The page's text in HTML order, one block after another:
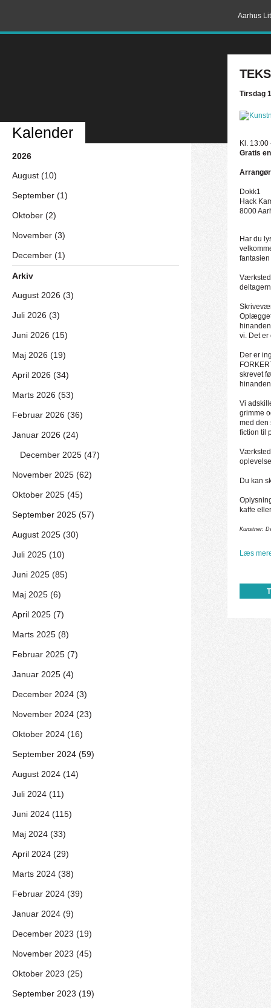
Aarhus
Tirsdag
Kl. 13:00
Gratis
Dokk1
Hack
8000
Har du
vi. Det er
Der er
skrevet
Vi
grimme
med den
fiction til
Du kan
kaffe
Kunstner:
Læs
Kalender
2026
August (10)
September (1)
Oktober (2)
November (3)
December (1)
Arkiv
August 2026 (3)
Juli 2026 (3)
Juni 2026 (15)
Maj 2026 (19)
April 2026 (34)
Marts 2026 (53)
Februar 2026 (36)
Januar 2026 (24)
December 2025 (47)
November 2025 (62)
Oktober 2025 (45)
September 2025 (57)
August 2025 (30)
Juli 2025 (10)
Juni 2025 (85)
Maj 2025 (6)
April 2025 (7)
Marts 2025 (8)
Februar 2025 (7)
Januar 2025 (4)
December 2024 (3)
November 2024 (23)
Oktober 2024 (16)
September 2024 (59)
August 2024 (14)
Juli 2024 (11)
Juni 2024 (115)
Maj 2024 (33)
April 2024 (29)
Marts 2024 (38)
Februar 2024 (39)
Januar 2024 (9)
December 2023 (19)
November 2023 (45)
Oktober 2023 (25)
September 2023 (19)